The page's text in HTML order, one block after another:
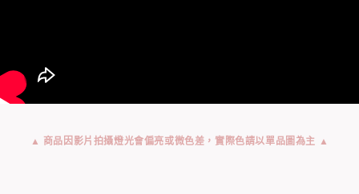
▲ 商品因影片拍攝燈光會偏亮或微色差，實際色請以單品圖為主 ▲